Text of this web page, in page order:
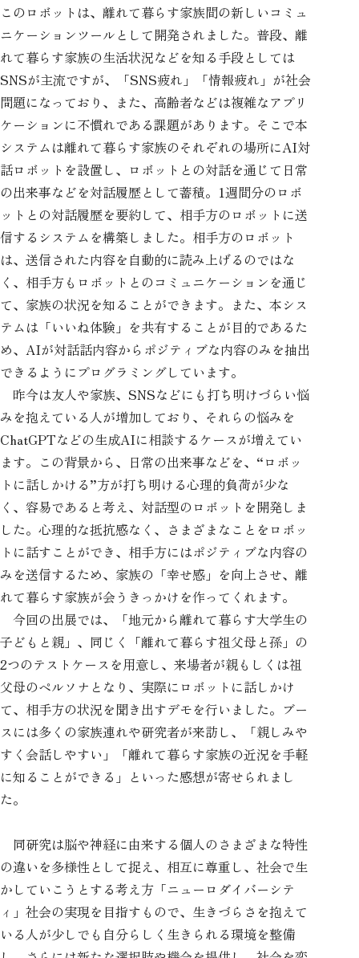
このロボットは、離れて暮らす家族間の新しいコミュ
ニケーションツールとして開発されました。普段、離
れて暮らす家族の生活状況などを知る手段としては
SNSが主流ですが、「SNS疲れ」「情報疲れ」が社会
問題になっており、また、高齢者などは複雑なアプリ
ケーションに不慣れである課題があります。そこで本
システムは離れて暮らす家族のそれぞれの場所にAI対
話ロボットを設置し、ロボットとの対話を通じて日常
の出来事などを対話履歴として蓄積。1週間分のロボ
ットとの対話履歴を要約して、相手方のロボットに送
信するシステムを構築しました。相手方のロボット
は、送信された内容を自動的に読み上げるのではな
く、相手方もロボットとのコミュニケーションを通じ
て、家族の状況を知ることができます。また、本シス
テムは「いいね体験」を共有することが目的であるた
め、AIが対話話内容からポジティブな内容のみを抽出
できるようにプログラミングしています。
昨今は友人や家族、SNSなどにも打ち明けづらい悩
みを抱えている人が増加しており、それらの悩みを
ChatGPTなどの生成AIに相談するケースが増えてい
ます。この背景から、日常の出来事などを、“ロボッ
トに話しかける”方が打ち明ける心理的負荷が少な
く、容易であると考え、対話型のロボットを開発しま
した。心理的な抵抗感なく、さまざまなことをロボッ
トに話すことができ、相手方にはポジティブな内容の
みを送信するため、家族の「幸せ感」を向上させ、離
れて暮らす家族が会うきっかけを作ってくれます。
今回の出展では、「地元から離れて暮らす大学生の
子どもと親」、同じく「離れて暮らす祖父母と孫」の
2つのテストケースを用意し、来場者が親もしくは祖
父母のペルソナとなり、実際にロボットに話しかけ
て、相手方の状況を聞き出すデモを行いました。ブー
スには多くの家族連れや研究者が来訪し、「親しみや
すく会話しやすい」「離れて暮らす家族の近況を手軽
に知ることができる」といった感想が寄せられまし
た。
同研究は脳や神経に由来する個人のさまざまな特性
の違いを多様性として捉え、相互に尊重し、社会で生
かしていこうとする考え方「ニューロダイバーシテ
ィ」社会の実現を目指すもので、生きづらさを抱えて
いる人が少しでも自分らしく生きられる環境を整備